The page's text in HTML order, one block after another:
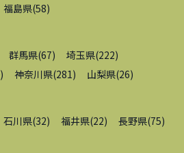
福島県(58)
群馬県(67) 埼玉県(222)
) 神奈川県(281 ) 山梨県(26)
石川県(32) 福井県(22) 長野県(75)